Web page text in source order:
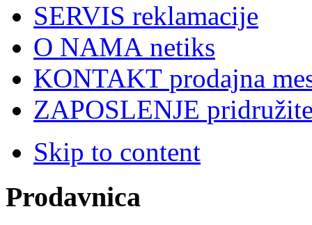
SERVIS reklamacije
O NAMA netiks
KONTAKT prodajna
ZAPOSLENJE
Skip to content
Prodavnica